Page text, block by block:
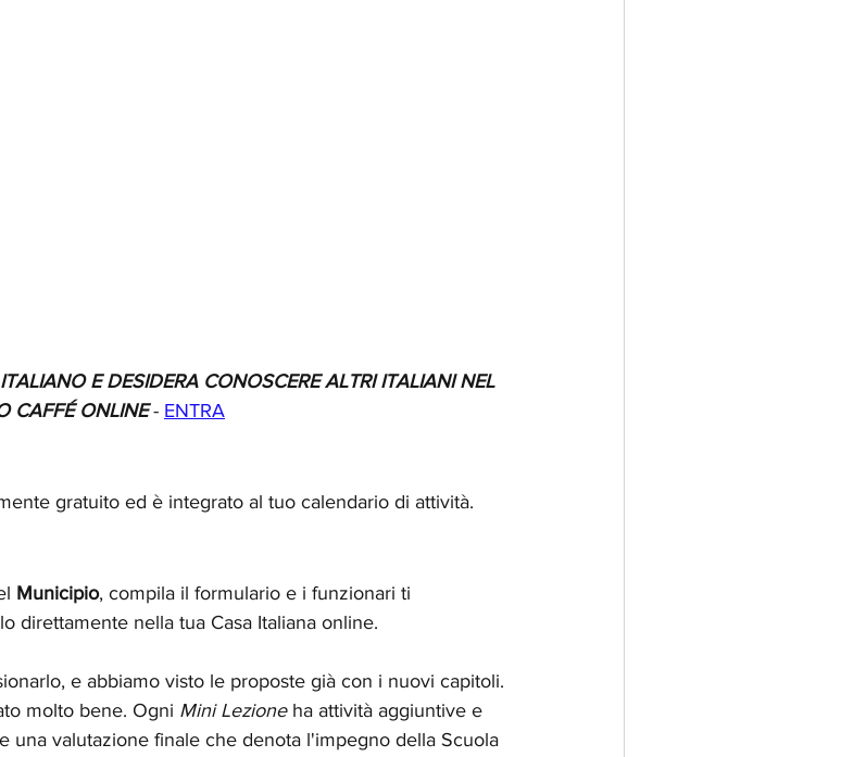
E DESIDERA CONOSCERE ALTRI ITALIANI NEL
CAFFÉ ONLINE - ENTRA
gratuito ed è integrato al tuo calendario di attività.
Municipio, compila il formulario e i funzionari ti
direttamente nella tua Casa Italiana online.
e abbiamo visto le proposte già con i nuovi capitoli.
molto bene. Ogni Mini Lezione ha attività aggiuntive e
una valutazione finale che denota l'impegno della Scuola